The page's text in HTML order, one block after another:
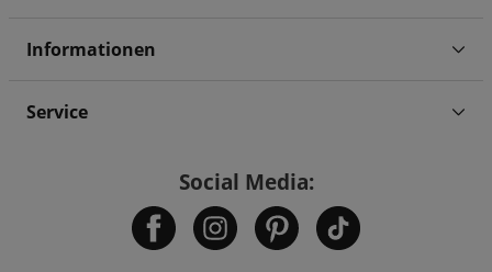
Informationen
Service
Social Media: